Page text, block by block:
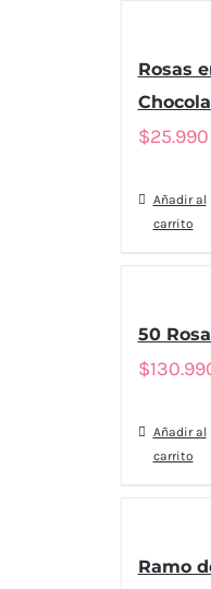
Rosas
$25.990
Añadir al
carrito
50
$
Añadir al
carrito
Ramo